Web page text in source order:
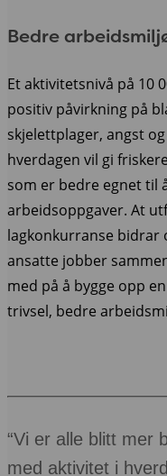
Bedre
Et aktivitetsnivå på 10
positiv påvirkning på
skjelettplager, angst
hverdagen vil gi
som er bedre egnet til
arbeidsoppgaver. At
lagkonkurranse bidrar
ansatte jobber
med på å bygge opp
trivsel, bedre
“Vi er alle blitt mer
med aktivitet i